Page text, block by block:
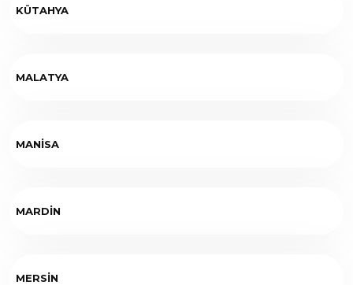
KÜTAHYA
MALATYA
MANİSA
MARDİN
MERSİN